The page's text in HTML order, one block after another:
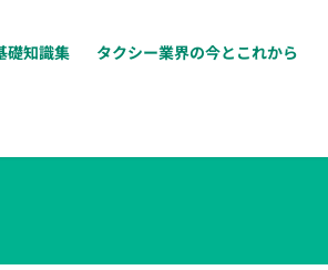
礎知識集 タクシー業界の今とこれから